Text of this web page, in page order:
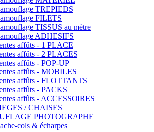
TREPIEDS
FILETS
TISSUS au mètre
ADHESIFS
affûts - 1 PLACE
affûts - 2 PLACES
affûts - POP-UP
affûts - MOBILES
affûts - FLOTTANTS
affûts - PACKS
affûts - ACCESSOIRES
/ CHAISES
PHOTOGRAPHE
cols & écharpes